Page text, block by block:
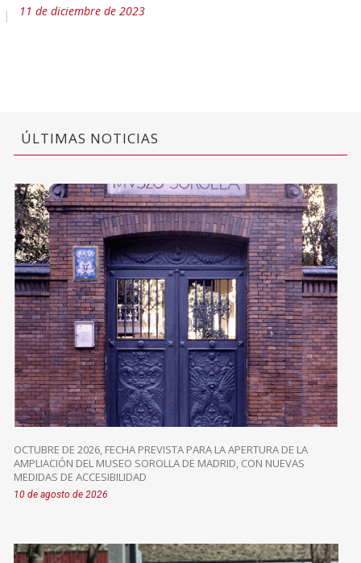
11 de diciembre de 2023
ÚLTIMAS NOTICIAS
OCTUBRE DE 2026, FECHA PREVISTA PARA LA APERTURA DE LA
AMPLIACIÓN DEL MUSEO SOROLLA DE MADRID, CON NUEVAS
MEDIDAS DE ACCESIBILIDAD
10 de agosto de 2026